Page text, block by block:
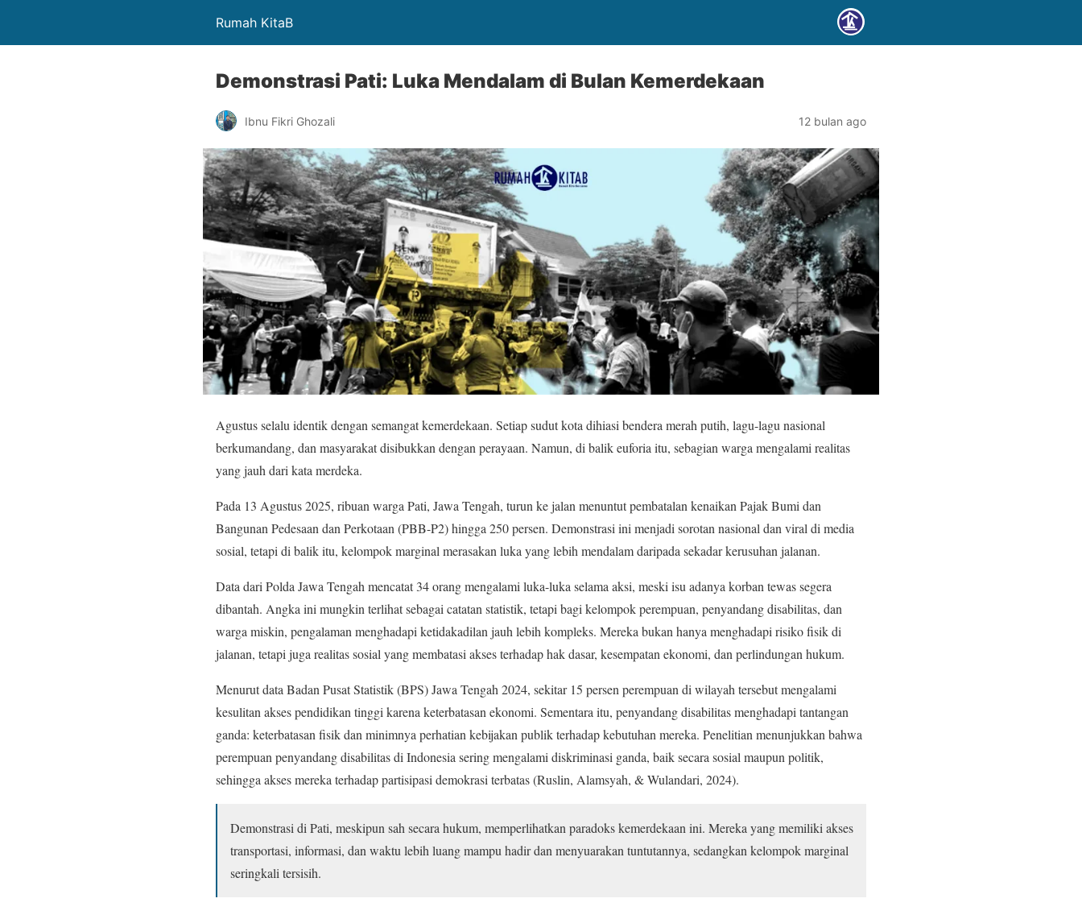
Rumah KitaB
Demonstrasi Pati: Luka Mendalam di Bulan Kemerdekaan
Ibnu Fikri Ghozali 12 bulan ago
Agustus selalu identik dengan semangat kemerdekaan. Setiap sudut kota dihiasi bendera merah putih, lagu-lagu nasional
berkumandang, dan masyarakat disibukkan dengan perayaan. Namun, di balik euforia itu, sebagian warga mengalami realitas
yang jauh dari kata merdeka.
Pada 13 Agustus 2025, ribuan warga Pati, Jawa Tengah, turun ke jalan menuntut pembatalan kenaikan Pajak Bumi dan
Bangunan Pedesaan dan Perkotaan (PBB-P2) hingga 250 persen. Demonstrasi ini menjadi sorotan nasional dan viral di media
sosial, tetapi di balik itu, kelompok marginal merasakan luka yang lebih mendalam daripada sekadar kerusuhan jalanan.
Data dari Polda Jawa Tengah mencatat 34 orang mengalami luka-luka selama aksi, meski isu adanya korban tewas segera
dibantah. Angka ini mungkin terlihat sebagai catatan statistik, tetapi bagi kelompok perempuan, penyandang disabilitas, dan
warga miskin, pengalaman menghadapi ketidakadilan jauh lebih kompleks. Mereka bukan hanya menghadapi risiko fisik di
jalanan, tetapi juga realitas sosial yang membatasi akses terhadap hak dasar, kesempatan ekonomi, dan perlindungan hukum.
Menurut data Badan Pusat Statistik (BPS) Jawa Tengah 2024, sekitar 15 persen perempuan di wilayah tersebut mengalami
kesulitan akses pendidikan tinggi karena keterbatasan ekonomi. Sementara itu, penyandang disabilitas menghadapi tantangan
ganda: keterbatasan fisik dan minimnya perhatian kebijakan publik terhadap kebutuhan mereka. Penelitian menunjukkan bahwa
perempuan penyandang disabilitas di Indonesia sering mengalami diskriminasi ganda, baik secara sosial maupun politik,
sehingga akses mereka terhadap partisipasi demokrasi terbatas (Ruslin, Alamsyah, & Wulandari, 2024).
Demonstrasi di Pati, meskipun sah secara hukum, memperlihatkan paradoks kemerdekaan ini. Mereka yang memiliki akses
transportasi, informasi, dan waktu lebih luang mampu hadir dan menyuarakan tuntutannya, sedangkan kelompok marginal
seringkali tersisih.